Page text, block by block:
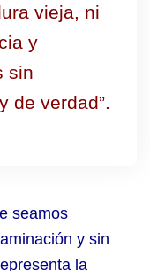
vieja, ni
y
sin
de verdad”.
seamos
y sin
la